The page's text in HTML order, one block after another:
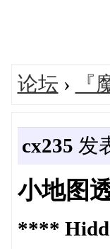
论坛 › 『
cx235 发
小地图
****